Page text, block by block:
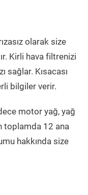
olarak size
Kirli hava filtrenizi
sağlar. Kısacası
bilgiler verir.
motor yağ, yağ
toplamda 12 ana
hakkında size